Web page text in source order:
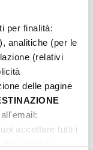
per finalità:
analitiche (per le
(relativi
delle pagine
accettare tutti i